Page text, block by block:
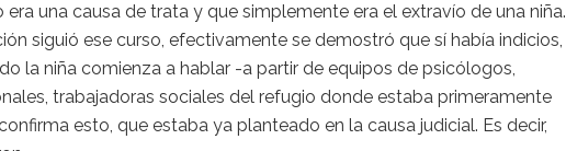
una causa de trata y que simplemente era el extravío de una niña.
siguió ese curso, efectivamente se demostró que sí había indicios,
la niña comienza a hablar -a partir de equipos de psicólogos,
trabajadoras sociales del refugio donde estaba primeramente
esto, que estaba ya planteado en la causa judicial. Es decir,